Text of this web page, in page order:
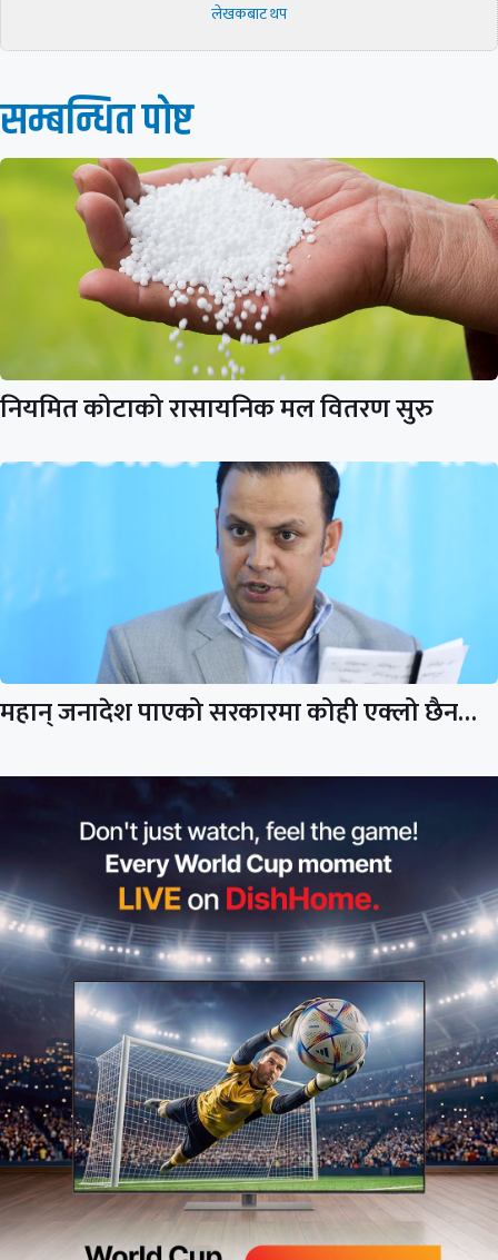
लेखकबाट थप
सम्बन्धित पाेष्ट
नियमित कोटाको रासायनिक मल वितरण सुरु
महान् जनादेश पाएको सरकारमा कोही एक्लो छैन…